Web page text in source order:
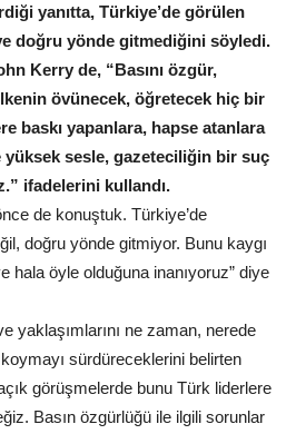
yanıtta, Türkiye’de görülen
doğru yönde gitmediğini söyledi.
Kerry de, “Basını özgür,
övünecek, öğretecek hiç bir
baskı yapanlara, hapse atanlara
yüksek sesle, gazeteciliğin bir suç
ifadelerini kullandı.
de konuştuk. Türkiye’de
doğru yönde gitmiyor. Bunu kaygı
hala öyle olduğuna inanıyoruz” diye
yaklaşımlarını ne zaman, nerede
sürdüreceklerini belirten
görüşmelerde bunu Türk liderlere
Basın özgürlüğü ile ilgili sorunlar